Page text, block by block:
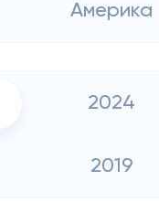
Америка
2024
2019